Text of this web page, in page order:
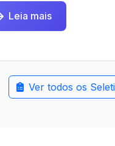
Leia mais
Ver todos os